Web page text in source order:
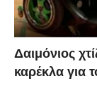
Δαιμόνιος
καρέκλα για